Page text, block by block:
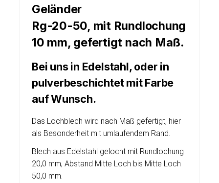
Geländer
Rg-20-50, mit Rundlochung
10 mm, gefertigt nach Maß.
Bei uns in Edelstahl, oder in
pulverbeschichtet mit Farbe
auf Wunsch.
Das Lochblech wird nach Maß gefertigt, hier
als Besonderheit mit umlaufendem Rand.
Blech aus Edelstahl gelocht mit Rundlochung
20,0 mm, Abstand Mitte Loch bis Mitte Loch
50,0 mm.